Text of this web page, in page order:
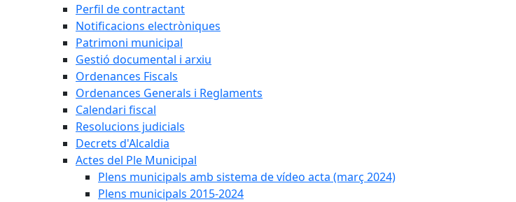
Perfil de contractant
Notificacions electròniques
Patrimoni municipal
Gestió documental i arxiu
Ordenances Fiscals
Ordenances Generals i Reglaments
Calendari fiscal
Resolucions judicials
Decrets d'Alcaldia
Actes del Ple Municipal
Plens municipals amb sistema de vídeo acta (març 2024)
Plens municipals 2015-2024